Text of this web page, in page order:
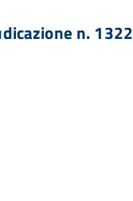
n. 1322